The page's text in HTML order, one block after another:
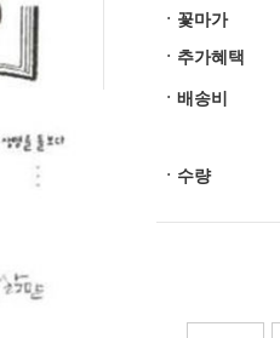
ㆍ꽃마가
ㆍ추가혜택
ㆍ배송비
ㆍ수량